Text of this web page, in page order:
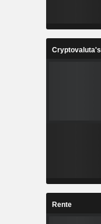
Cryptovaluta's
Rente